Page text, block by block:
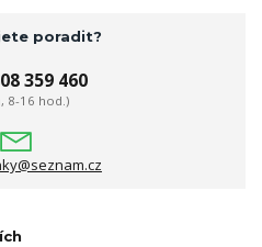
poradit?
359 460
8-16 hod.)